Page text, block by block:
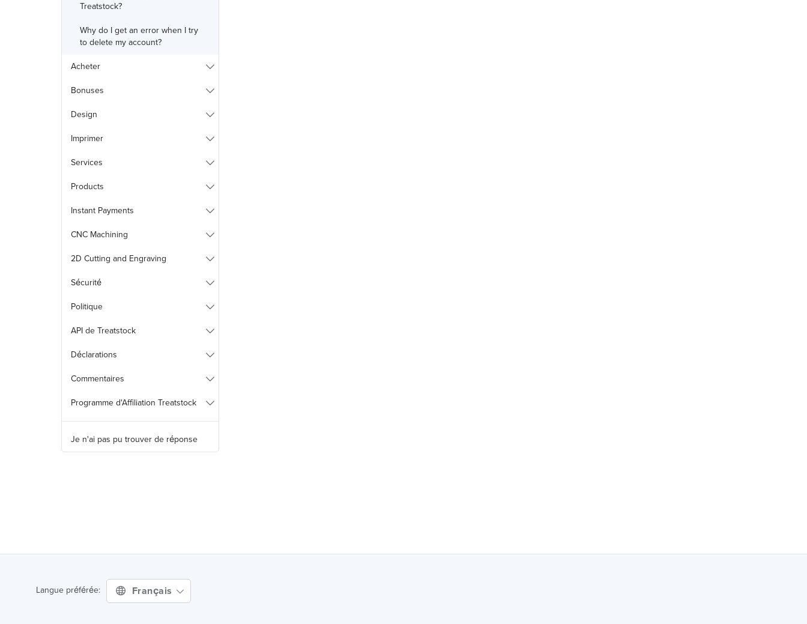
Treatstock?
Why do I get an error when I try
to delete my account?
Acheter
Bonuses
Design
Imprimer
Services
Products
Instant Payments
CNC Machining
2D Cutting and Engraving
Sécurité
Politique
API de Treatstock
Déclarations
Commentaires
Programme d'Affiliation Treatstock
Je n'ai pas pu trouver de réponse
Langue préférée: Français